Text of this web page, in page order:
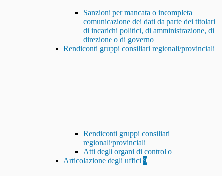
Sanzioni per mancata o incompleta
comunicazione dei dati da parte dei titolari
di incarichi politici, di amministrazione, di
direzione o di governo
Rendiconti gruppi consiliari regionali/provinciali
Rendiconti gruppi consiliari
regionali/provinciali
Atti degli organi di controllo
Articolazione degli uffici 9